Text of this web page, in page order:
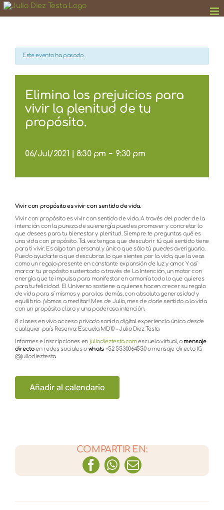
Saltar
Este evento ha pasado.
Elimina los prejuicios para
vivir la plenitud de tu
propósito.
06/Jul/2021 | 8:30 pm -9:30 pm
Vivir con propósito es vivir con sentido de vida.
Vivir con propósito es vivir con sentido de vida. A través del poder de la
intención con la pureza de su energía puedes promover y concretar lo
que desees para tu bienestar y plenitud. Siempre te preguntas qué es
una vida con propósito. Tal vez tengas que descubrir tú qué sentido tiene
para ti vivir. Es algo tan personal y único que sólo tú puedes averiguarlo.
Puedo ayudarte a que descubras lo que sientes por la vida, que la veas
como un regalo-presente en constante expansión de luz y amor. Y así
marcar tu propósito sustentado a través de La Intención, un motor con
energía que te impulsa para manifestar en armonía todo lo que quieres
para tu felicidad. El Universo sostiene a quienes hacen crecer su regalo
de vida para sí mismos y para los demás, con absoluta generosidad y
equilibrio. ¡Vamos a meditar! Mes de Julio, mes de darle sentido a la vida
con un propósito claro y una poderosa intención.
8 clases en vivo acceso privado sonido digital experiencia única desde
cualquier país Reserva: Escuela MD10 – Julio Diez Testa
Informes e inscripciones en juliodieztesta.comescuela virtual, o mensaje
directoen redes sociales o whats +52 5530064550 o mensaje directo IG
@juliodieztesta
Añadir al calendario
COMPARTIR EN:
Facebook
WhatsApp
Correo